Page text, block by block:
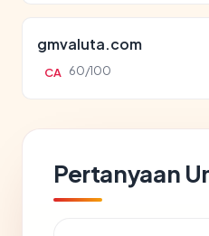
gmvaluta.com
CA 60/100
Pertanyaan